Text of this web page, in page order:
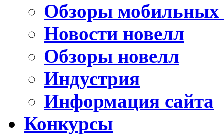
Обзоры мобильных
Новости новелл
Обзоры новелл
Индустрия
Информация сайта
Конкурсы